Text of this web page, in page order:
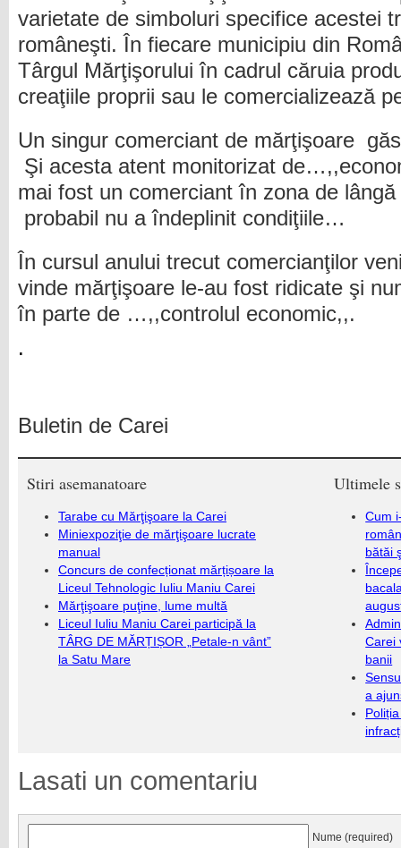
varietate de simboluri specifice acestei
româneşti. În fiecare municipiu din
Târgul Mărţişorului în cadrul căruia
creaţiile proprii sau le comercializează
Un singur comerciant de mărţişoare
Şi acesta atent monitorizat
mai fost un comerciant în zona de
probabil nu a îndeplinit condiţiile…
În cursul anului trecut comercianţilor
vinde mărţişoare le-au fost ridicate şi
în parte de …,,controlul economic,,.
.
Buletin de Carei
Stiri asemanatoare
Tarabe cu Mărţişoare la Carei
Miniexpoziţie de mărţişoare lucrate
manual
Concurs de confecționat mărțișoare la
Liceul Tehnologic Iuliu Maniu Carei
Mărţişoare puţine, lume multă
Liceul Iuliu Maniu Carei participă la
TÂRG DE MĂRȚIȘOR „Petale-n vânt”
la Satu Mare
Ultimele
Cum
bătăi
Carei
banii
a
Lasati un comentariu
Nume (required)